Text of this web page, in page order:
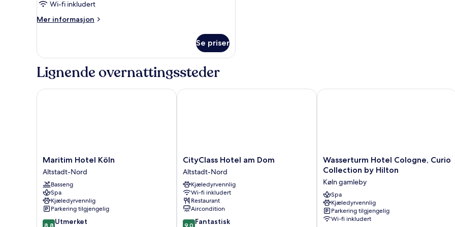
Wi-fi inkludert
Mer informasjon
Mer
–
Se priser
Lignende overnattingssteder
Maritim
Hotel
Köln
Altstadt-
Nord
Maritim Hotel Köln
Altstadt-Nord
Basseng
Spa
Kjæledyrvennlig
Parkering tilgjengelig
8.8
8,8 Utmerket
Maritim Hotel Köln
CityClass
Hotel
am
Dom
Altstadt-
Nord
CityClass Hotel am Dom
Altstadt-Nord
Kjæledyrvennlig
Wi-fi inkludert
Restaurant
Aircondition
9.0
9,0 Fantastisk
CityClass Hotel am Dom
Wasserturm
Hotel
Curio
Collection
by
Hilton
Køln
Wasserturm Hotel Cologne, Curio
Collection by Hilton
Køln gamleby
Spa
Kjæledyrvennlig
Parkering tilgjengelig
Wi-fi inkludert
Wasserturm Hotel Cologne, Curio